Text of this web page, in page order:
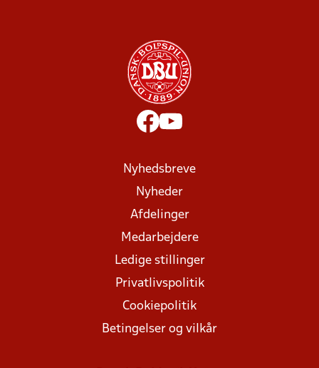
Nyhedsbreve
Nyheder
Afdelinger
Medarbejdere
Ledige stillinger
Privatlivspolitik
Cookiepolitik
Betingelser og vilkår